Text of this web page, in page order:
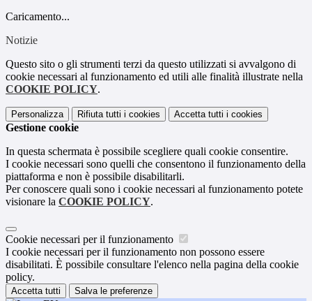
Caricamento...
Notizie
Questo sito o gli strumenti terzi da questo utilizzati si avvalgono di
cookie necessari al funzionamento ed utili alle finalità illustrate nella
COOKIE POLICY.
Personalizza Rifiuta tutti i cookies Accetta tutti i cookies
Gestione cookie
In questa schermata è possibile scegliere quali cookie consentire.
I cookie necessari sono quelli che consentono il funzionamento della
piattaforma e non è possibile disabilitarli.
Per conoscere quali sono i cookie necessari al funzionamento potete
visionare la COOKIE POLICY.
Cookie necessari per il funzionamento
I cookie necessari per il funzionamento non possono essere
disabilitati. È possibile consultare l'elenco nella pagina della cookie
policy.
Accetta tutti Salva le preferenze